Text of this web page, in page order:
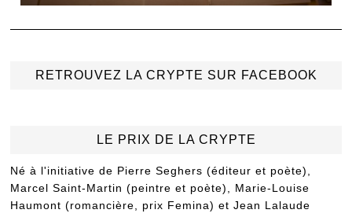
RETROUVEZ LA CRYPTE SUR FACEBOOK
LE PRIX DE LA CRYPTE
Né à l'initiative de Pierre Seghers (éditeur et poète),
Marcel Saint-Martin (peintre et poète), Marie-Louise
Haumont (romancière, prix Femina) et Jean Lalaude